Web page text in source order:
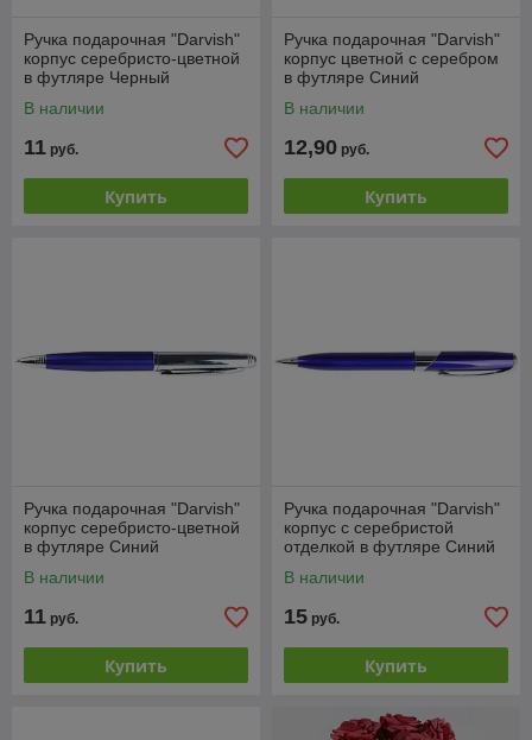
Ручка подарочная "Darvish"
корпус серебристо-цветной
в футляре Черный
В наличии
11 руб.
Купить
Ручка подарочная "Darvish"
корпус цветной с серебром
в футляре Синий
В наличии
12,90 руб.
Купить
Ручка подарочная "Darvish"
корпус серебристо-цветной
в футляре Синий
В наличии
11 руб.
Купить
Ручка подарочная "Darvish"
корпус с серебристой
отделкой в футляре Синий
В наличии
15 руб.
Купить